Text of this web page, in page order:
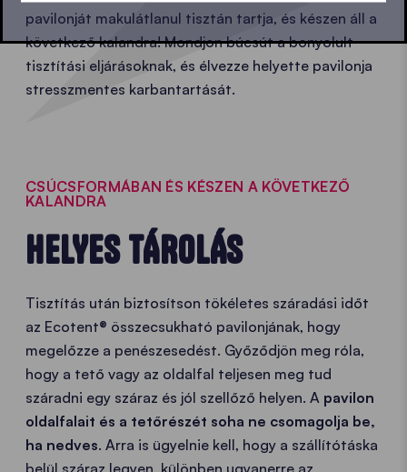
pavilonját makulátlanul tisztán tartja, és készen áll a
következő kalandra! Mondjon búcsút a bonyolult
tisztítási eljárásoknak, és élvezze helyette pavilonja
stresszmentes karbantartását.
CSÚCSFORMÁBAN ÉS KÉSZEN A KÖVETKEZŐ
KALANDRA
HELYES TÁROLÁS
Tisztítás után biztosítson tökéletes száradási időt
az Ecotent® összecsukható pavilonjának, hogy
megelőzze a penészesedést. Győződjön meg róla,
hogy a tető vagy az oldalfal teljesen meg tud
száradni egy száraz és jól szellőző helyen. A pavilon
oldalfalait és a tetőrészét soha ne csomagolja be,
ha nedves. Arra is ügyelnie kell, hogy a szállítótáska
belül száraz legyen, különben ugyanerre az